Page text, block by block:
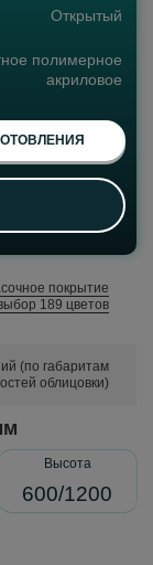
Открытый
полимерное
акриловое
покрытие
189 цветов
(по габаритам
облицовки)
Высота
600/1200